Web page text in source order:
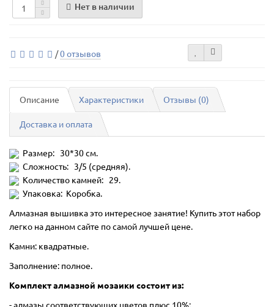
Нет в наличии
/0 отзывов
Описание Характеристики Отзывы (0)
Доставка и оплата
Размер: 30*30 см.
Сложность: 3/5 (средняя).
Количество камней: 29.
Упаковка: Коробка.
Алмазная вышивка это интересное занятие! Купить этот набор
легко на данном сайте по самой лучшей цене.
Камни: квадратные.
Заполнение: полное.
Комплект алмазной мозаики состоит из:
- алмазы соответствующих цветов плюс 10%;